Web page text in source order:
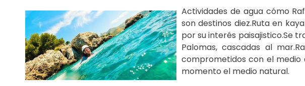
Actividades de agua cómo
son destinos diez.Ruta en
por su interés paisajistico.Se
Palomas, cascadas al
comprometidos con el medio
momento el medio natural.